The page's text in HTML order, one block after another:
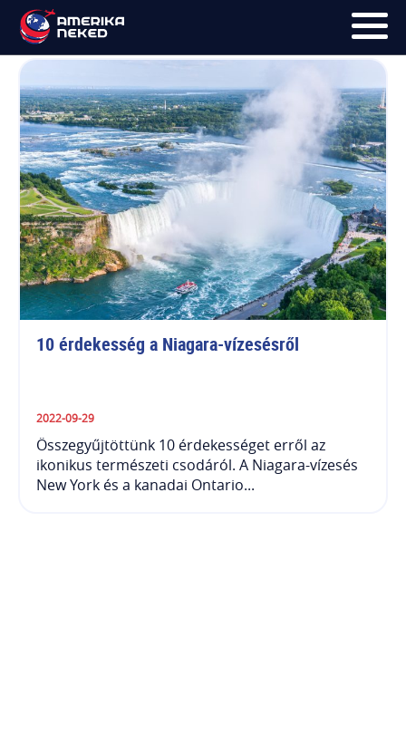
FŐOLDAL
UTAK
HÍRLEVÉL
BLOG
RÓLUNK
KÉPEK
Ontario
10 érdekesség a Niagara-vízesésről
2022-09-29
Összegyűjtöttünk 10 érdekességet erről az
ikonikus természeti csodáról. A Niagara-vízesés
New York és a kanadai Ontario...